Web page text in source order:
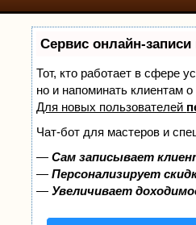
Сервис онлайн-
Тот, кто работает в сфере
но и напоминать клиентам
Для новых пользователей
Чат-бот для мастеров и
—Сам записывает
—Персонализирует
—Увеличивает